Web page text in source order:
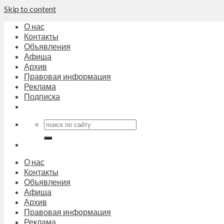
Skip to content
О нас
Контакты
Объявления
Афиша
Архив
Правовая информация
Реклама
Подписка
О нас
Контакты
Объявления
Афиша
Архив
Правовая информация
Реклама